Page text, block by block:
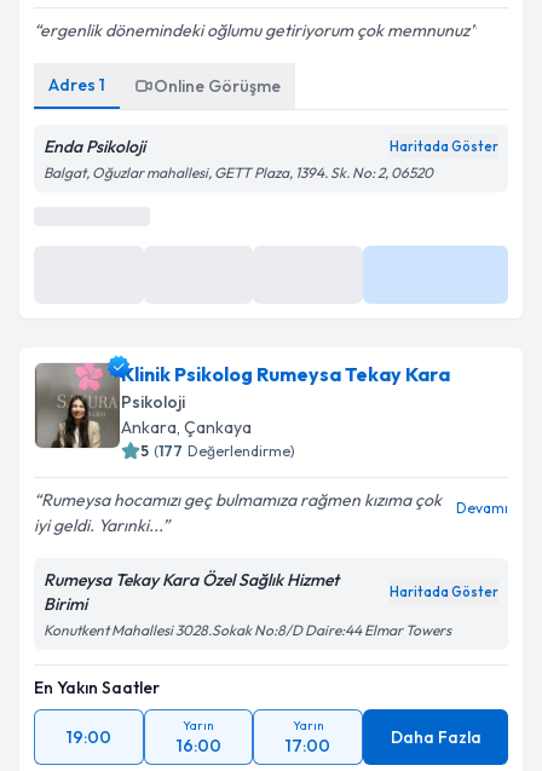
ergenlik dönemindeki oğlumu getiriyorum çok memnunuz
Adres 1 Online Görüşme
Enda Psikoloji Haritada Göster
Balgat, Oğuzlar mahallesi, GETT Plaza, 1394. Sk. No: 2, 06520
Klinik Psikolog Rumeysa Tekay Kara
Psikoloji
Ankara, Çankaya
5 (177 Değerlendirme)
Rumeysa hocamızı geç bulmamıza rağmen kızıma çok
iyi geldi. Yarınki...
Devamı
Rumeysa Tekay Kara Özel Sağlık Hizmet
Birimi
Haritada Göster
Konutkent Mahallesi 3028.Sokak No:8/D Daire:44 Elmar Towers
En Yakın Saatler
19:00
Yarın
16:00
Yarın
17:00 Daha Fazla